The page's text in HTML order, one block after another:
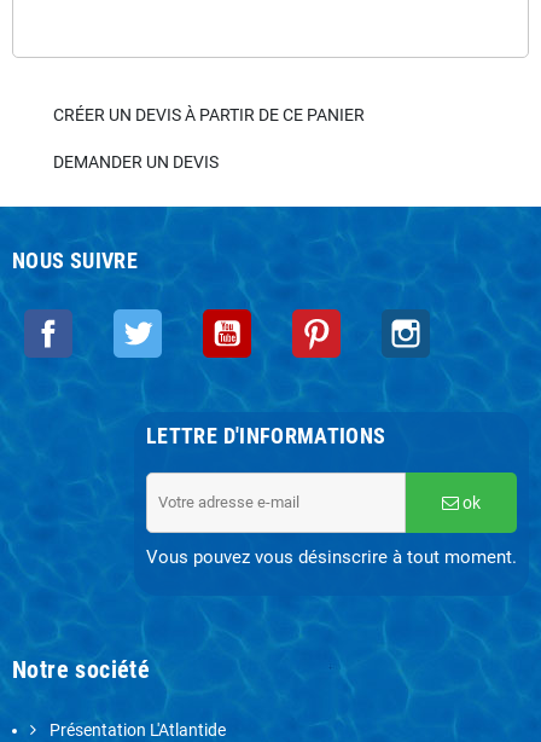
CRÉER UN DEVIS À PARTIR DE CE PANIER
DEMANDER UN DEVIS
NOUS SUIVRE
Facebook Twitter YouTube Pinterest Instagram
LETTRE D'INFORMATIONS
ok
Vous pouvez vous désinscrire à tout moment.
Notre société
Présentation L'Atlantide